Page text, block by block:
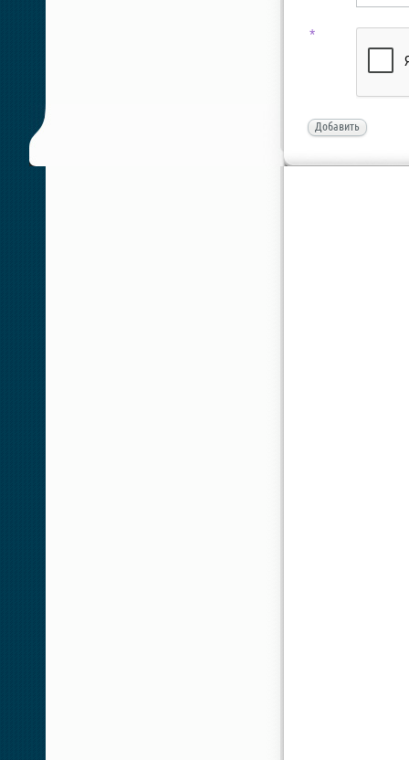
*
Добавить